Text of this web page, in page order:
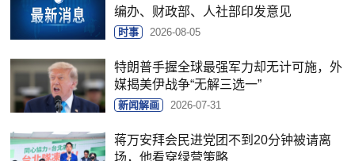
编办、财政部、人社部印发意见
时事 2026-08-05
特朗普手握全球最强军力却无计可施，外
媒揭美伊战争“无解三选一”
新闻解画 2026-07-31
蒋万安拜会民进党团不到20分钟被请离
场，他看穿绿营策略